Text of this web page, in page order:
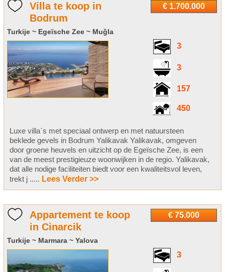
€ 1.700.000
Villa te koop in
Bodrum
Turkije ~ Egeïsche Zee ~ Muğla
3
3
157
450
Luxe villa`s met speciaal ontwerp en met natuursteen
beklede gevels in Bodrum Yalikavak Yalikavak, omgeven
door groene heuvels en uitzicht op de Egeïsche Zee, is een
van de meest prestigieuze woonwijken in de regio. Yalikavak,
dat alle nodige faciliteiten biedt voor een kwaliteitsvol leven,
trekt j ..... Lees Verder >>
€ 75.000
Appartement te koop
in Cinarcik
Turkije ~ Marmara ~ Yalova
3